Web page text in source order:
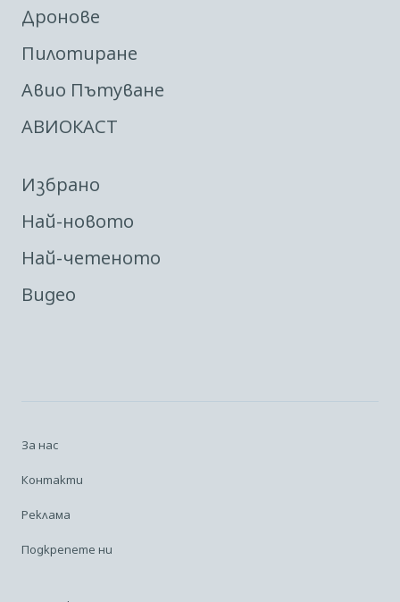
Дронове
Пилотиране
Авио Пътуване
АВИОКАСТ
Избрано
Най-новото
Най-четеното
Видео
За нас
Контакти
Реклама
Подкрепете ни